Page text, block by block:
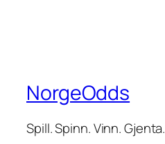
NorgeOdds
Spill. Spinn. Vinn. Gjenta.